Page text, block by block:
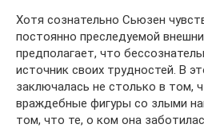
Хотя сознательно Сьюзен
постоянно преследуемой
предполагает, что
источник своих трудностей. В
заключалась не столько в том,
враждебные фигуры со злыми
том, что те, о ком она